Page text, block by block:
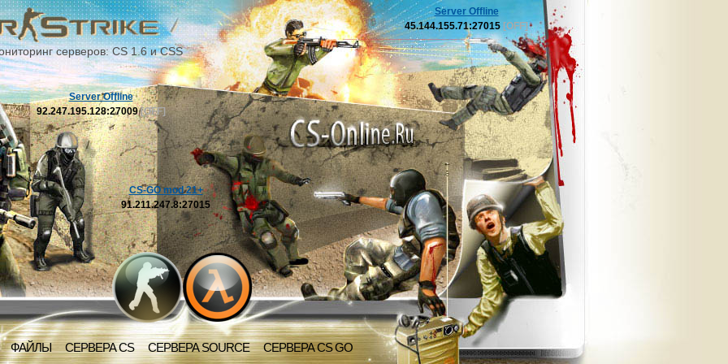
серверов: CS 1.6 и CSS
ФАЙЛЫ СЕРВЕРА CS СЕРВЕРА SOURCE СЕРВЕРА CS GO
Server Offline
92.247.195.128:27009[OFF]
CS-GO mod 21+
91.211.247.8:27015
Server Offline
45.144.155.71:27015 [OFF]